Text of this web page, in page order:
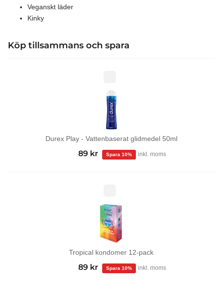
Veganskt läder
Kinky
Köp tillsammans och spara
Vattenbaserat
glidmedel
50ml
Durex Play - Vattenbaserat glidmedel 50ml
Det
priset
89 kr
Det
priset
inkl. moms
pack
Tropical kondomer 12-pack
Det
89 kr
Det
inkl. moms